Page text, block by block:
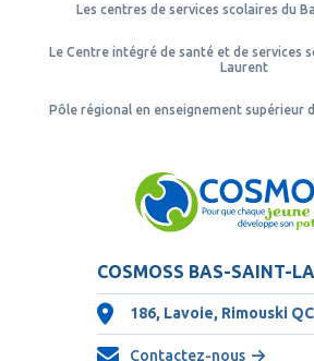
Les centres de services scolaires du
Le Centre intégré de santé et de services
Laurent
Pôle régional en enseignement supérieur
COSMOSS BAS-SAINT-
186, Lavoie, Rimouski QC
Contactez-nous